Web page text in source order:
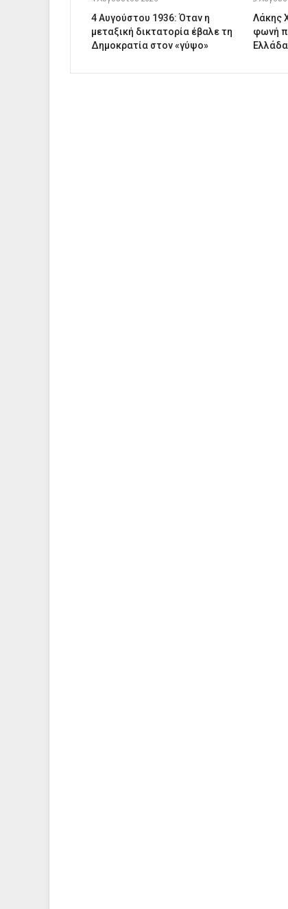
4 Αυγούστου 1936: Όταν η
μεταξική δικτατορία έβαλε τη
Δημοκρατία στον «γύψο»
Λάκης
φωνή